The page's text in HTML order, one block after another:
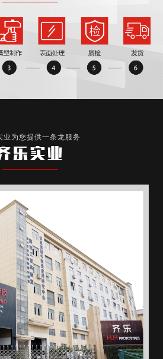
业为您提供一条龙服务
乐实业